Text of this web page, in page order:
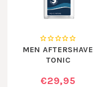
MEN AFTERSHAVE
TONIC
€29,95